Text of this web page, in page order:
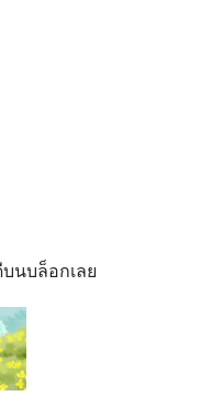
นบล็อกเลย